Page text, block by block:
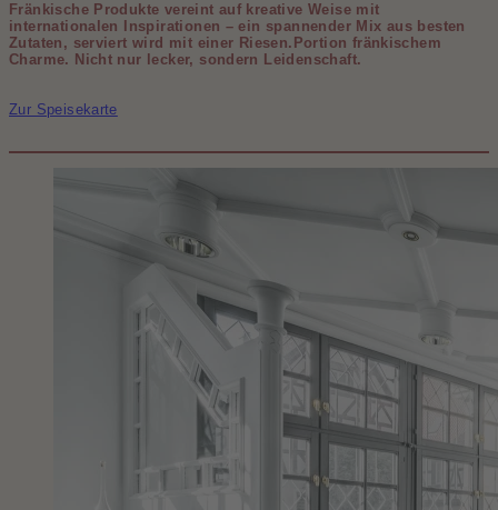
Fränkische Produkte vereint auf kreative Weise mit
internationalen Inspirationen – ein spannender Mix aus besten
Zutaten, serviert wird mit einer Riesen.Portion fränkischem
Charme. Nicht nur lecker, sondern Leidenschaft.
Zur Speisekarte